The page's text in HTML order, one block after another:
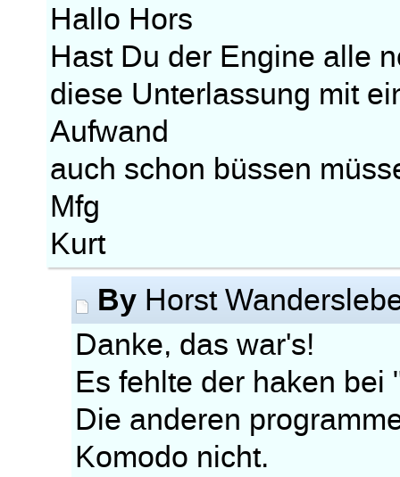
Hallo Hors
Hast Du der Engine alle
diese Unterlassung mit
Aufwand
auch schon büssen
Mfg
Kurt
By Horst
Danke, das war's!
Es fehlte der haken bei
Die anderen
Komodo nicht.